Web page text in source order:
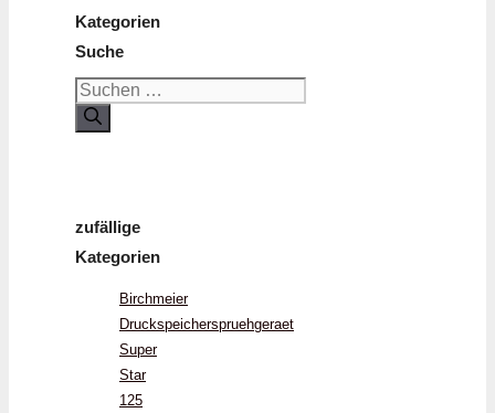
Kategorien
Suche
Suchen
nach:
zufällige
Kategorien
Birchmeier
Druckspeicherspruehgeraet
Super
Star
125